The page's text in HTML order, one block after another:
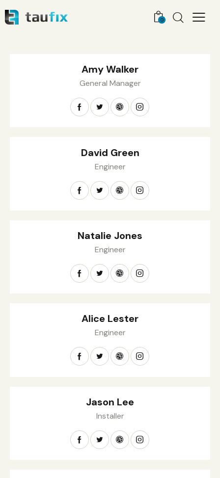
0
Amy Walker
General Manager
David Green
Engineer
Natalie Jones
Engineer
Alice Lester
Engineer
Jason Lee
Installer